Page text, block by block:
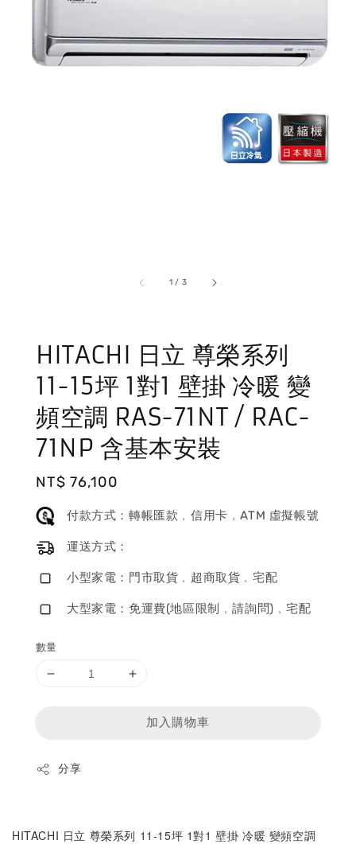
1 / 3
HITACHI 日立 尊榮系列
11-15坪 1對1 壁掛 冷暖 變
頻空調 RAS-71NT / RAC-
71NP 含基本安裝
Regular
price
NT$ 76,100
付款方式：轉帳匯款﹐信用卡﹐ATM 虛擬帳號
運送方式：
小型家電：門市取貨﹐超商取貨﹐宅配
大型家電：免運費(地區限制﹐請詢問)﹐宅配
數量
加入購物車
分享
HITACHI 日立 尊榮系列 11-15坪 1對1 壁掛 冷暖 變頻空調